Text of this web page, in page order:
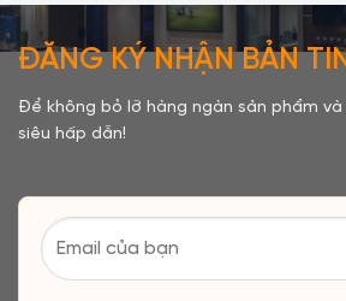
ĐĂNG KÝ NHẬN BẢN
Để không bỏ lỡ hàng ngàn sản phẩm và
siêu hấp dẫn!